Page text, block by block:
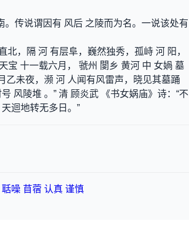
。传说谓因有 风后 之陵而为名。一说该处有
北，隔 河 有层阜，巍然独秀，孤峙 河 阳，
宝 十一载六月， 虢州 閺乡 黄河 中 女媧 墓
乙未夜，濒 河 人闻有风雷声，晓见其墓踊
风陵堆 。” 清 顾炎武 《书女娲庙》诗：“不
迴地转无多日。”
聒噪 苜蓿 认真 谨慎